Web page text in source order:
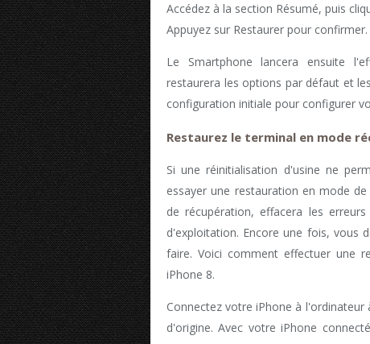
Accédez à la section Résumé, puis
Appuyez sur Restaurer pour confirmer.
Le Smartphone lancera ensuite
restaurera les options par défaut et
configuration initiale pour configurer
Restaurez le terminal en mode
Si une réinitialisation d'usine ne
essayer une restauration en mode
de récupération, effacera les
d'exploitation. Encore une fois, vous
faire. Voici comment effectuer une
iPhone 8.
Connectez votre iPhone à
d'origine. Avec votre iPhone